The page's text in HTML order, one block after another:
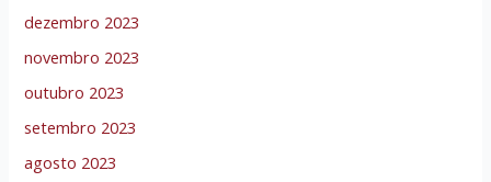
dezembro 2023
novembro 2023
outubro 2023
setembro 2023
agosto 2023